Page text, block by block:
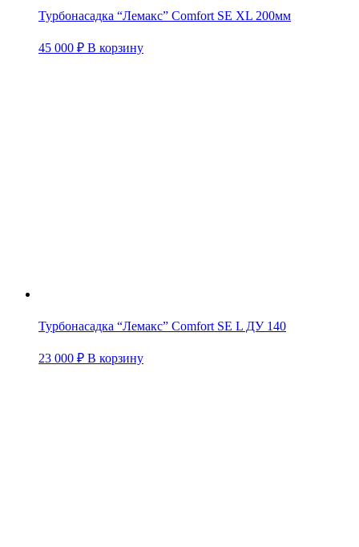
Турбонасадка “Лемакс” Comfort SE XL 200мм
45 000 ₽ В корзину
Турбонасадка “Лемакс” Comfort SE L ДУ 140
23 000 ₽ В корзину